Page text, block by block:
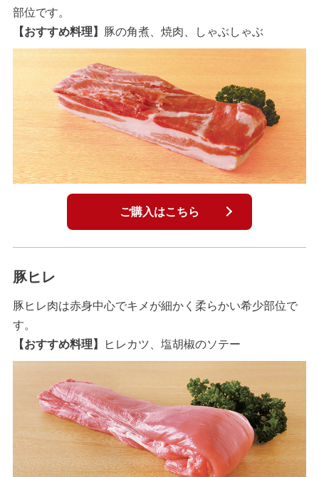
部位です。
【おすすめ料理】
豚の角煮、焼肉、しゃぶしゃぶ
ご購入はこちら
豚ヒレ
豚ヒレ肉は赤身中心でキメが細かく柔らかい希少部位で
す。
【おすすめ料理】
ヒレカツ、塩胡椒のソテー